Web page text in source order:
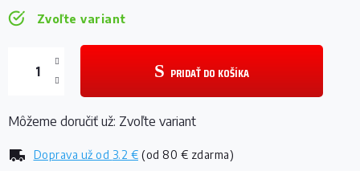
Zvoľte variant
Doprava už od 3.2 € (od 80 € zdarma)
PRIDAŤ DO KOŠÍKA
Môžeme doručiť už: Zvoľte variant